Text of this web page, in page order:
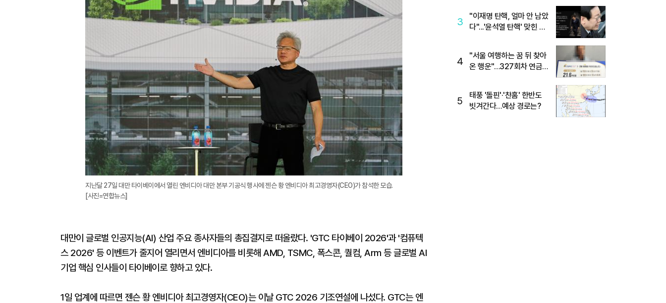
지
확
지난달 27일 대만 타이베이에서 열린 엔비디아 대만 본부 기공식 행사에 젠슨 황 엔비디아 최고경영자(CEO)가 참석한 모습.
[사진=연합뉴스]
대만이 글로벌 인공지능(AI) 산업 주요 종사자들의 총집결지로 떠올랐다. 'GTC 타이베이 2026'과 '컴퓨텍
스 2026' 등 이벤트가 줄지어 열리면서 엔비디아를 비롯해 AMD, TSMC, 폭스콘, 퀄컴, Arm 등 글로벌 AI
기업 핵심 인사들이 타이베이로 향하고 있다.
1일 업계에 따르면 젠슨 황 엔비디아 최고경영자(CEO)는 이날 GTC 2026 기조연설에 나섰다. GTC는 엔
3
"이재명 탄핵, 얼마 안 남았
다"...'윤석열 탄핵' 맞힌 무
4
"서울 여행하는 꿈 뒤 찾아
온 행운"…327회차 연금
5
태풍 '돌핀'·'찬홈' 한반도
빗겨간다…예상 경로는?